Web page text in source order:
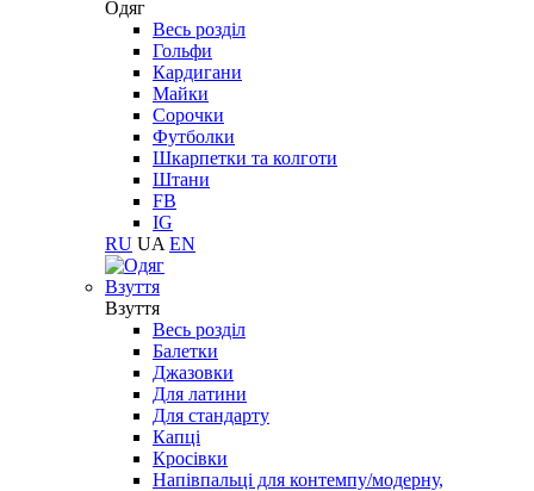
Одяг
Весь розділ
Гольфи
Кардигани
Майки
Сорочки
Футболки
Шкарпетки та колготи
Штани
FB
IG
RU UA EN
Взуття
Взуття
Весь розділ
Балетки
Джазовки
Для латини
Для стандарту
Капці
Кросівки
Напівпальці для контемпу/модерну,